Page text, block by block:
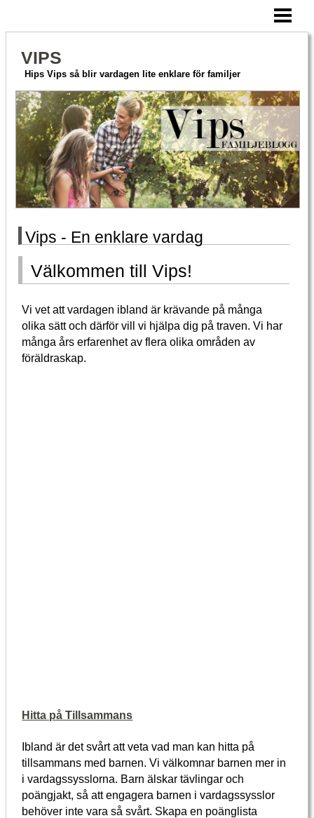
HITTA PÅ TILLSAMMANS
OM VIPS
BLOGG
VIPS
Hips Vips så blir vardagen lite enklare för familjer
Vips - En enklare vardag
Välkommen till Vips!
Vi vet att vardagen ibland är krävande på många
olika sätt och därför vill vi hjälpa dig på traven. Vi har
många års erfarenhet av flera olika områden av
föräldraskap.
Hitta på Tillsammans
Ibland är det svårt att veta vad man kan hitta på
tillsammans med barnen. Vi välkomnar barnen mer in
i vardagssysslorna. Barn älskar tävlingar och
poängjakt, så att engagera barnen i vardagssysslor
behöver inte vara så svårt. Skapa en poänglista